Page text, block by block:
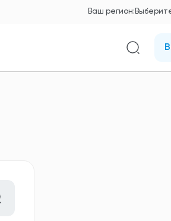
Ваш регион: